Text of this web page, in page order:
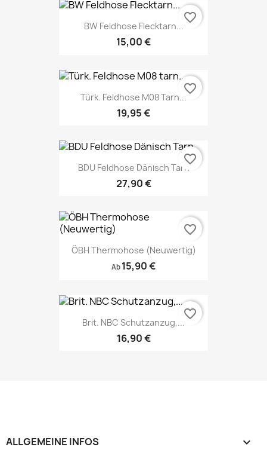
BW Feldhose Flecktarn...
15,00 €
favorite_border
Türk. Feldhose M08 Tarn...
19,95 €
favorite_border
BDU Feldhose Dänisch Tarn
27,90 €
favorite_border
ÖBH Thermohose (Neuwertig)
Ab 15,90 €
favorite_border
Brit. NBC Schutzanzug,...
16,90 €
favorite_border
ALLGEMEINE INFOS 